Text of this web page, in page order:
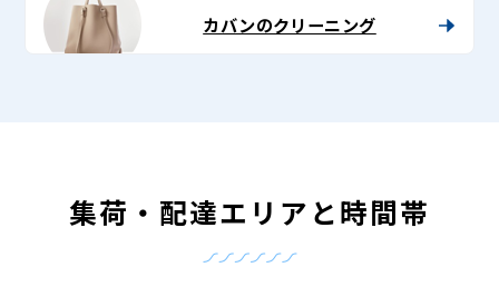
カバンのクリーニング
集荷・配達エリアと時間帯